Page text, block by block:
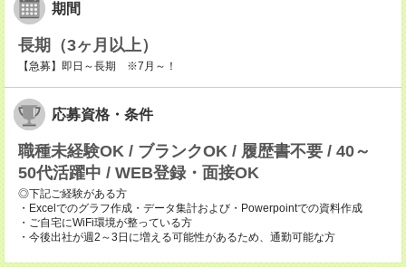
期間
長期（3ヶ月以上）
【急募】即日～長期 ※7月～！
応募資格・条件
職種未経験OK / ブランクOK / 履歴書不要 / 40～
50代活躍中 / WEB登録・面接OK
◎下記ご経験がある方
・Excelでのグラフ作成・データ集計および・Powerpointでの資料作成
・ご自宅にWiFi環境が整っている方
・今後出社が週2～3日に増える可能性があるため、通勤可能な方